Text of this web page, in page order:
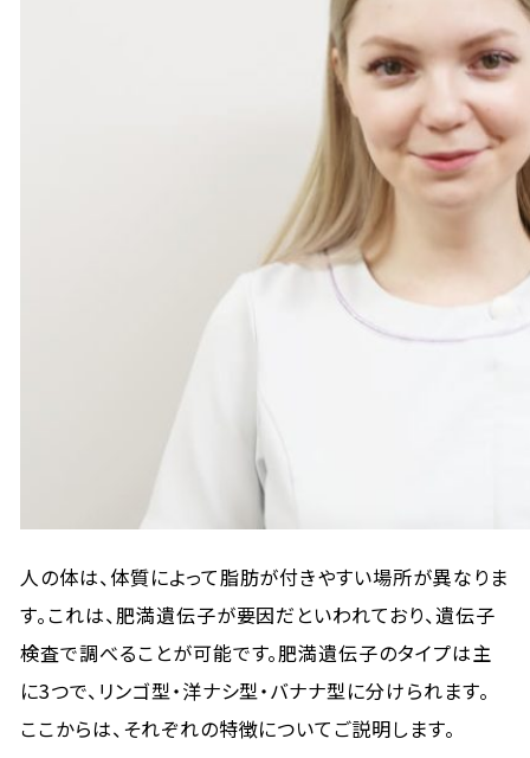
人の体は、体質によって脂肪が付きやすい場所が異なりま
す。これは、肥満遺伝子が要因だといわれており、遺伝子
検査で調べることが可能です。肥満遺伝子のタイプは主
に3つで、リンゴ型・洋ナシ型・バナナ型に分けられます。
ここからは、それぞれの特徴についてご説明します。